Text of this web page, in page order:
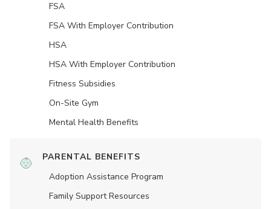
FSA
FSA With Employer Contribution
HSA
HSA With Employer Contribution
Fitness Subsidies
On-Site Gym
Mental Health Benefits
PARENTAL BENEFITS
Adoption Assistance Program
Family Support Resources